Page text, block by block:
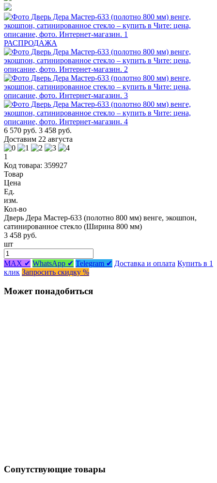
РАСПРОДАЖА
6 570 руб. 3 458 руб.
Доставим 22 августа
1
Код товара: 359927
Товар
Цена
Ед.
изм.
Кол-во
Дверь Дера Мастер-633 (полотно 800 мм) венге, экошпон,
сатинированное стекло (Ширина 800 мм)
3 458 руб.
шт
MAX ✔ WhatsApp ✔ Telegram ✔ Доставка и оплата Купить в 1
клик Запросить скидку %
Может понадобиться
Сопутствующие товары